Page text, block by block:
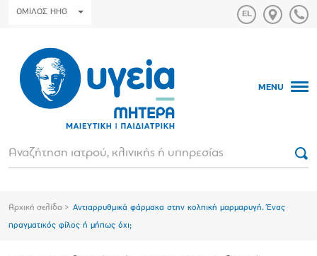
ΟΜΙΛΟΣ HHG
MENU
Αρχική σελίδα Αντιαρρυθµικά φάρµακα στην κολπική µαρµαρυγή. Ένας
πραγματικός φίλος ή μήπως όχι;